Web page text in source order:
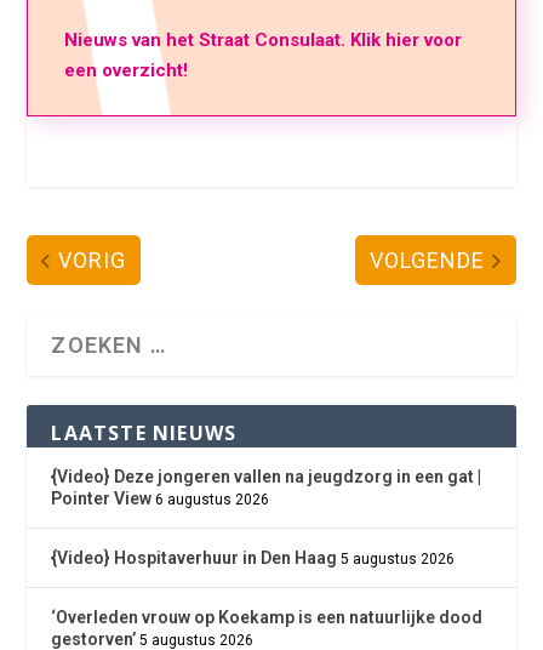
Nieuws van het Straat Consulaat. Klik hier voor
een overzicht!
VORIG VOLGENDE
LAATSTE NIEUWS
{Video} Deze jongeren vallen na jeugdzorg in een gat |
Pointer View 6 augustus 2026
{Video} Hospitaverhuur in Den Haag 5 augustus 2026
‘Overleden vrouw op Koekamp is een natuurlijke dood
gestorven’ 5 augustus 2026